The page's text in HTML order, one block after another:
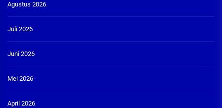
Agustus 2026
Juli 2026
Juni 2026
Mei 2026
April 2026